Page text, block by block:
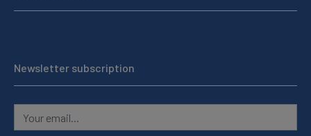
Newsletter subscription